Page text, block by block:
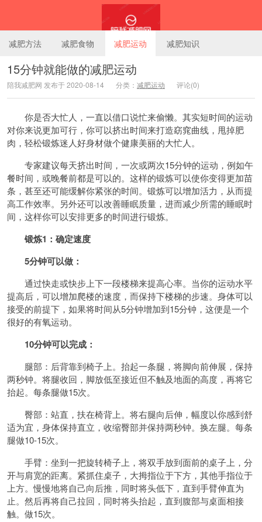
陪我减肥网
减肥方法 减肥食物 减肥运动 减肥知识
15分钟就能做的减肥运动
陪我减肥网 发布于 2020-08-14 分类： 减肥运动 评论(0)
你是否大忙人，一直以借口说忙来偷懒。其实短时间的运动
对你来说更加可行，你可以挤出时间来打造窈窕曲线，甩掉肥
肉，轻松锻炼迷人好身材做个健康美丽的大忙人。
专家建议每天挤出时间，一次或两次15分钟的运动，例如午
餐时间，或晚餐前都是可以的。这样的锻炼可以使你变得更加苗
条，甚至还可能缓解你紧张的时间。锻炼可以增加活力，从而提
高工作效率。另外还可以改善睡眠质量，进而减少所需的睡眠时
间，这样你可以安排更多的时间进行锻炼。
锻炼1：确定速度
5分钟可以做：
通过快走或快步上下一段楼梯来提高心率。当你的运动水平
提高后，可以增加爬楼的速度，而保持下楼梯的步速。身体可以
接受的前提下，如果将时间从5分钟增加到15分钟，这便是一个
很好的有氧运动。
10分钟可以完成：
腿部：后背靠到椅子上。抬起一条腿，将脚向前伸展，保持
两秒钟。将腿收回，脚放低至接近但不触及地面的高度，再将它
抬起。每条腿做15次。
臀部：站直，扶在椅背上。将右腿向后伸，幅度以你感到舒
适为宜，身体保持直立，收缩臀部并保持两秒钟。换左腿。每条
腿做10-15次。
手臂：坐到一把旋转椅子上，将双手放到面前的桌子上，分
开与肩宽的距离。紧抓住桌子，大拇指位于下方，其他手指位于
上方。慢慢地将自己向后推，同时将头低下，直到手臂伸直为
止。然后再将自己拉回，同时将头抬起，直到腹部与桌面相接
触。做15次。